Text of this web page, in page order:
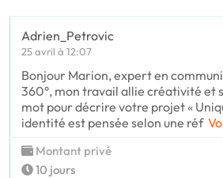
Adrien_Petrovic
25 avril à 12:07
Bonjour Marion, expert en
360°, mon travail allie créativité et
mot pour décrire votre projet «
identité est pensée selon une réf
Montant privé
10 jours